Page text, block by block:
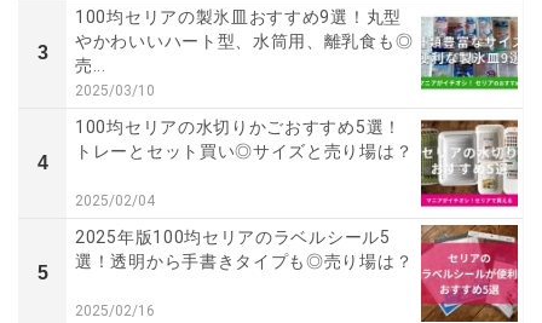
3
100均セリアの製氷皿おすすめ9選！丸型
やかわいいハート型、水筒用、離乳食も◎
売...
2025/03/10
4
100均セリアの水切りかごおすすめ5選！
トレーとセット買い◎サイズと売り場は？
2025/02/04
5
2025年版100均セリアのラベルシール5
選！透明から手書きタイプも◎売り場は？
2025/02/16